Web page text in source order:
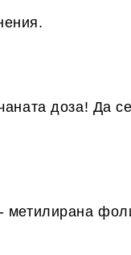
доза! Да